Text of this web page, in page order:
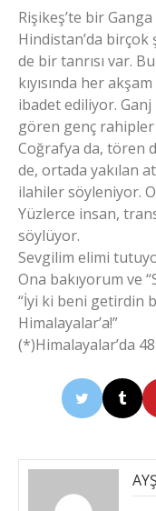
Rişikeş’te bir
Hindistan’da
de bir tanrısı var.
kıyısında her
ibadet ediliyor.
gören genç
Coğrafya da, tören
de, ortada yakılan
ilahiler söyleniyor.
Yüzlerce insan,
söylüyor.
Sevgilim elimi
Ona bakıyorum ve
“İyi ki beni getirdin
Himalayalar’a!”
(*)Himalayalar’da 48